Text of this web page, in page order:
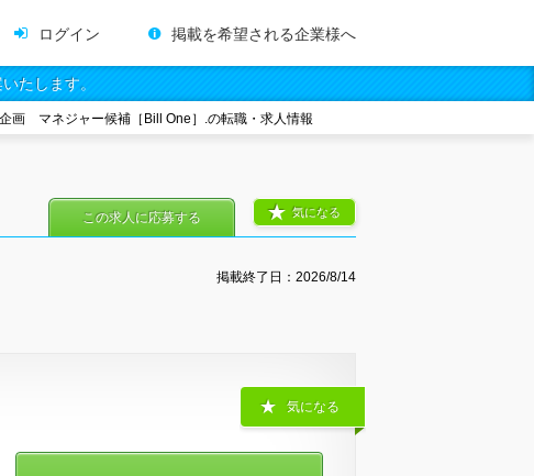
ログイン 掲載を希望される企業様へ
たします。
画 マネジャー候補［Bill One］.の転職・求人情報
掲載終了日： 2026/8/14
気になる
この求人に応募する
気になる